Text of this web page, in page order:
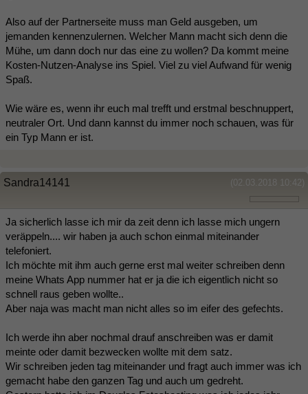
Also auf der Partnerseite muss man Geld ausgeben, um
jemanden kennenzulernen. Welcher Mann macht sich denn die
Mühe, um dann doch nur das eine zu wollen? Da kommt meine
Kosten-Nutzen-Analyse ins Spiel. Viel zu viel Aufwand für wenig
Spaß.
Wie wäre es, wenn ihr euch mal trefft und erstmal beschnuppert,
neutraler Ort. Und dann kannst du immer noch schauen, was für
ein Typ Mann er ist.
(02.03.2018 10:42)
Sandra14141
Ja sicherlich lasse ich mir da zeit denn ich lasse mich ungern
veräppeln.... wir haben ja auch schon einmal miteinander
telefoniert.
Ich möchte mit ihm auch gerne erst mal weiter schreiben denn
meine Whats App nummer hat er ja die ich eigentlich nicht so
schnell raus geben wollte..
Aber naja was macht man nicht alles so im eifer des gefechts.
Ich werde ihn aber nochmal drauf anschreiben was er damit
meinte oder damit bezwecken wollte mit dem satz.
Wir schreiben jeden tag miteinander und fragt auch immer was ich
gemacht habe den ganzen Tag und auch um gedreht.